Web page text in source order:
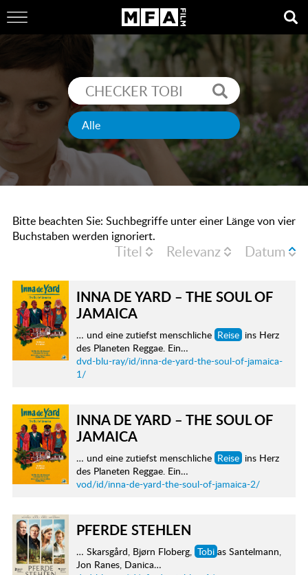
Bitte beachten Sie: Suchbegriffe unter einer Länge von vier
Buchstaben werden ignoriert.
Titel Relevanz Datum
INNA DE YARD – THE SOUL OF
JAMAICA
… und eine zutiefst menschliche Reise ins Herz
des Planeten Reggae. Ein…
dvd-blu-ray/id/inna-de-yard-the-soul-of-jamaica-
1/
INNA DE YARD – THE SOUL OF
JAMAICA
… und eine zutiefst menschliche Reise ins Herz
des Planeten Reggae. Ein…
vod/id/inna-de-yard-the-soul-of-jamaica-2/
PFERDE STEHLEN
… Skarsgård, Bjørn Floberg, Tobi as Santelmann,
Jon Ranes, Danica…